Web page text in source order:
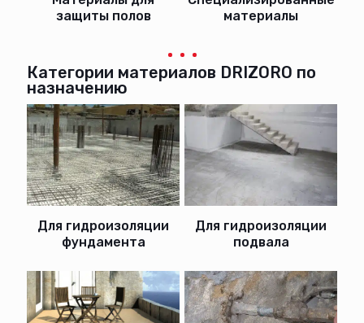
защиты полов
материалы
Категории материалов DRIZORO по
назначению
Для гидроизоляции
фундамента
Для гидроизоляции
подвала